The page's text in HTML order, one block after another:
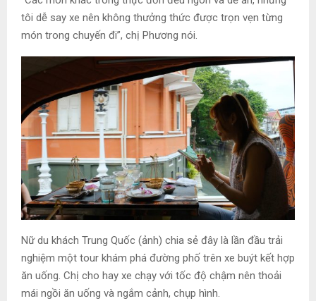
tôi dễ say xe nên không thưởng thức được trọn vẹn từng
món trong chuyến đi”, chị Phương nói.
Nữ du khách Trung Quốc (ảnh) chia sẻ đây là lần đầu trải
nghiệm một tour khám phá đường phố trên xe buýt kết hợp
ăn uống. Chị cho hay xe chạy với tốc độ chậm nên thoải
mái ngồi ăn uống và ngắm cảnh, chụp hình.